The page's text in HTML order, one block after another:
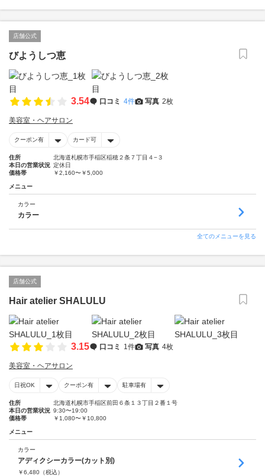
店舗公式
びようしつ恵
3.54 口コミ 4件 写真 2枚
美容室・ヘアサロン
クーポン有 カード可
住所
北海道札幌市手稲区稲穂２条７丁目４−３
本日の営業状況 定休日
価格帯
￥2,160〜￥5,000
メニュー
カラー
カラー
全てのメニューを見る
店舗公式
Hair atelier SHALULU
3.15 口コミ 1件 写真 4枚
美容室・ヘアサロン
日祝OK クーポン有 駐車場有
住所
北海道札幌市手稲区前田６条１３丁目２番１号
本日の営業状況 9:30〜19:00
価格帯
￥1,080〜￥10,800
メニュー
カラー
アディクシーカラー(カット別)
￥6,480 （税込）